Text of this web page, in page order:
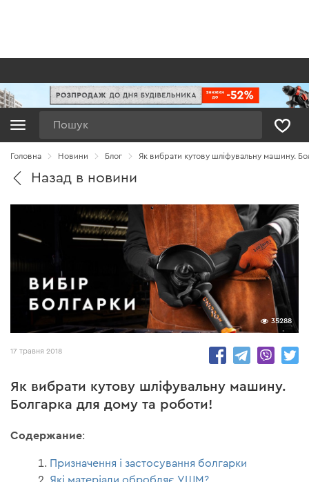
Головна Новини Блог Як вибрати кутову шліфувальну машину.
Назад в новини
35288
17 травня 2018
Як вибрати кутову шліфувальну машину.
Болгарка для дому та роботи!
Содержание:
Призначення і застосування болгарки
Які матеріали обробляє УШМ?